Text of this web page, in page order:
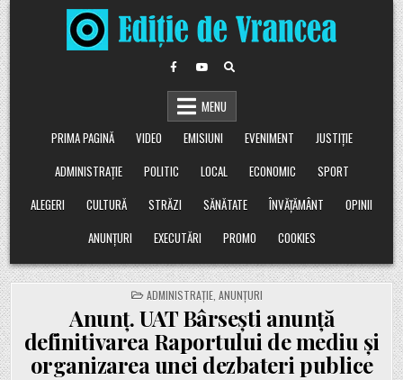
Skip
to
content
MENU
PRIMA PAGINĂ
VIDEO EMISIUNI EVENIMENT
JUSTIȚIE
ADMINISTRAȚIE
POLITIC LOCAL ECONOMIC
SPORT
ALEGERI
CULTURĂ STRĂZI SĂNĂTATE ÎNVĂȚĂMÂNT
OPINII
ANUNȚURI
EXECUTĂRI PROMO COOKIES
POSTED
IN
ADMINISTRAȚIE ANUNȚURI
Anunț. UAT Bârsești anunță
definitivarea Raportului de mediu și
organizarea unei dezbateri publice